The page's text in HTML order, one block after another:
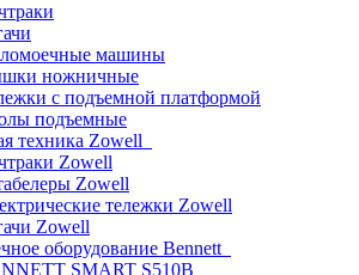
машины
ножничные
с подъемной платформой
подъемные
техника Zowell
Zowell
Zowell
тележки Zowell
Zowell
оборудование Bennett
SMART S510B